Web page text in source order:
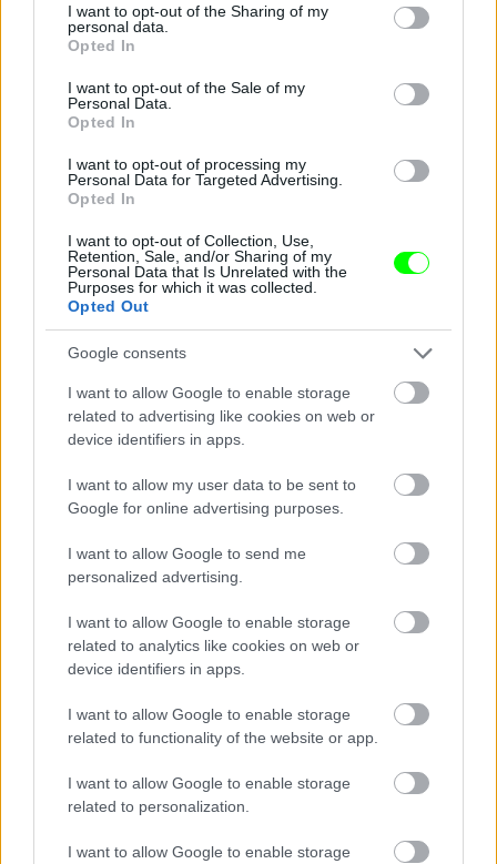
not limited to your visit or usage behaviour. You may click to
grant or deny consent to Google and its third-party tags to
use your data for below specified purposes in below Google
consent section.
I want to opt-out of the Sharing of my
personal data.
Opted In
I want to opt-out of the Sale of my
Personal Data.
Opted In
I want to opt-out of processing my
Personal Data for Targeted Advertising.
Opted In
I want to opt-out of Collection, Use,
Retention, Sale, and/or Sharing of my
Personal Data that Is Unrelated with the
Purposes for which it was collected.
Opted Out
Google consents
I want to allow Google to enable storage
related to advertising like cookies on web or
device identifiers in apps.
I want to allow my user data to be sent to
Google for online advertising purposes.
I want to allow Google to send me
personalized advertising.
I want to allow Google to enable storage
related to analytics like cookies on web or
device identifiers in apps.
I want to allow Google to enable storage
related to functionality of the website or app.
I want to allow Google to enable storage
related to personalization.
I want to allow Google to enable storage
Az ausztrál rögbiválogatott fürdőzik
Fotó: Brendon Thorne / Europress / Getty #10
Jön még kép!
Az ausztrál rögbiválogatott fürdőzik
Fotó: Brendon Thorne / Europress / Getty